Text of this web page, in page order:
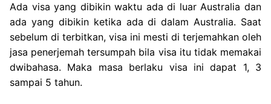
Ada visa yang dibikin waktu ada di luar Australia dan
ada yang dibikin ketika ada di dalam Australia. Saat
sebelum di terbitkan, visa ini mesti di terjemahkan oleh
jasa penerjemah tersumpah bila visa itu tidak memakai
dwibahasa. Maka masa berlaku visa ini dapat 1, 3
sampai 5 tahun.